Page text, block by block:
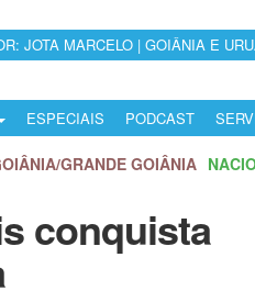
JOTA MARCELO | GOIÂNIA E
ESPECIAIS PODCAST
GRANDE GOIÂNIA
conquista